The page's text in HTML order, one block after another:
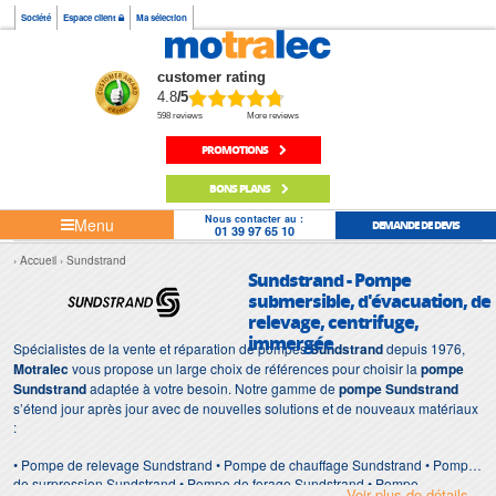
Société Espace client Ma sélection
customer rating
4.8/5
598 reviews More reviews
PROMOTIONS
BONS PLANS
Menu Nous contacter au :
01 39 97 65 10 DEMANDE DE DEVIS
Accueil Sundstrand
Sundstrand - Pompe
submersible, d'évacuation, de
relevage, centrifuge,
immergée
Spécialistes de la vente et réparation de pompesSundstranddepuis 1976,
Motralecvous propose un large choix de références pour choisir la pompe
Sundstrandadaptée à votre besoin. Notre gamme depompe Sundstrand
s’étend jour après jour avec de nouvelles solutions et de nouveaux matériaux
:
• Pompe de relevage Sundstrand • Pompe de chauffage Sundstrand • Pompe
de surpression Sundstrand • Pompe de forage Sundstrand • Pompe